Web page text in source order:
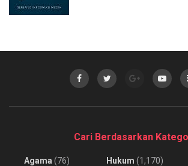
Cari Berdasarkan
Agama (76) Hukum (1,170)